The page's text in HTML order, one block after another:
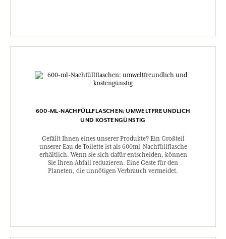
600-ML-NACHFÜLLFLASCHEN: UMWELTFREUNDLICH
UND KOSTENGÜNSTIG
Gefällt Ihnen eines unserer Produkte? Ein Großteil
unserer Eau de Toilette ist als 600ml-Nachfüllflasche
erhältlich. Wenn sie sich dafür entscheiden, können
Sie Ihren Abfall reduzieren. Eine Geste für den
Planeten, die unnötigen Verbrauch vermeidet.